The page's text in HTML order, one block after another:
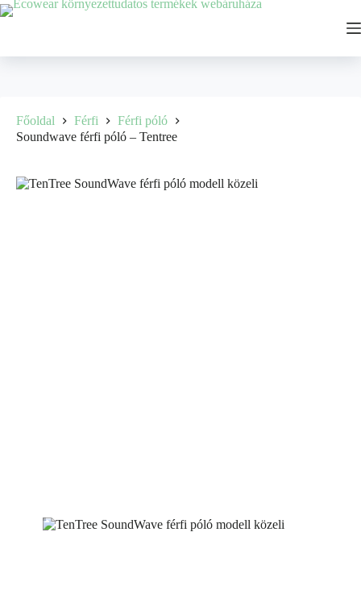
Főoldal Férfi
Férfi póló
Soundwave férfi póló – Tentree